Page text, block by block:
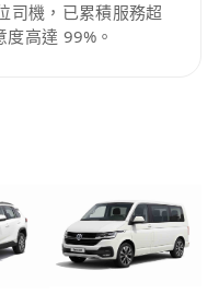
司機，已累積服務超
高達 99%。